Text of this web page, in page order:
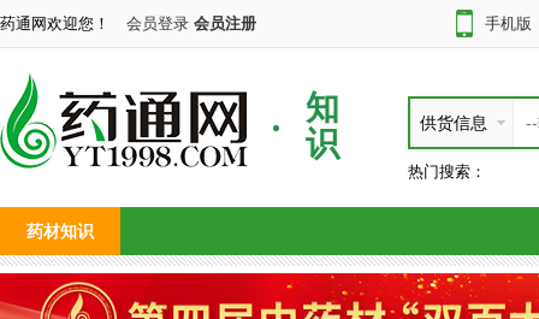
药通网欢迎您！ 会员登录 会员注册 手机版
知
识
供货信息
热门搜索：
药材知识